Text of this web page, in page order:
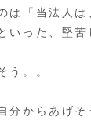
は「当法人
いった、堅苦
う。。
分からあげ